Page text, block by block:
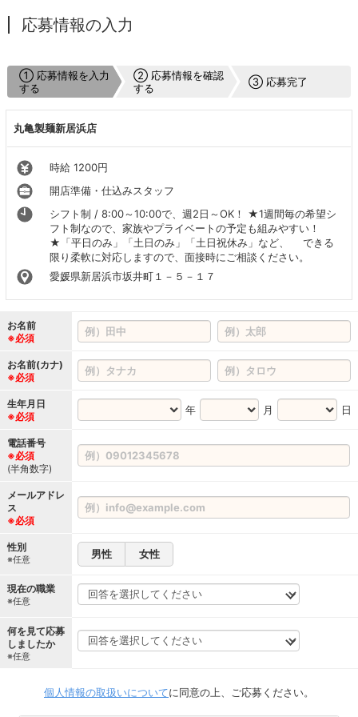
応募情報の入力
① 応募情報を入力
する
② 応募情報を確認
する
③ 応募完了
丸亀製麺新居浜店
時給 1200円
開店準備・仕込みスタッフ
シフト制 / 8:00～10:00で、週2日～OK！ ★1週間毎の希望シ
フト制なので、家族やプライベートの予定も組みやすい！
★「平日のみ」「土日のみ」「土日祝休み」など、 できる
限り柔軟に対応しますので、面接時にご相談ください。
愛媛県新居浜市坂井町１－５－１７
お名前
※必須
お名前(カナ)
※必須
生年月日
※必須
年 月 日
電話番号
※必須
(半角数字)
メールアドレ
ス
※必須
性別
※任意 男性 女性
現在の職業
※任意
何を見て応募
しましたか
※任意
個人情報の取扱いについてに同意の上、ご応募ください。